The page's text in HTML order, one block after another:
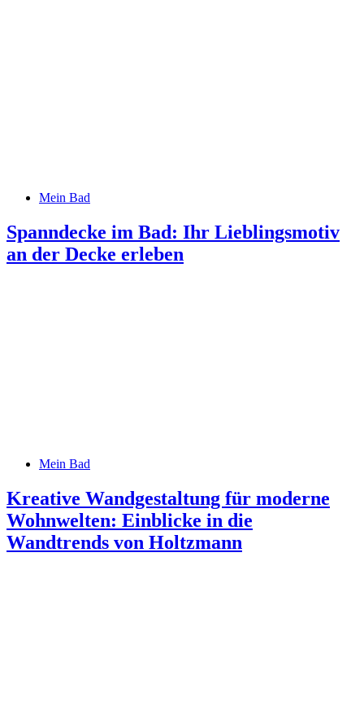
Mein Bad
Spanndecke im Bad: Ihr Lieblingsmotiv
an der Decke erleben
Mein Bad
Kreative Wandgestaltung für moderne
Wohnwelten: Einblicke in die
Wandtrends von Holtzmann